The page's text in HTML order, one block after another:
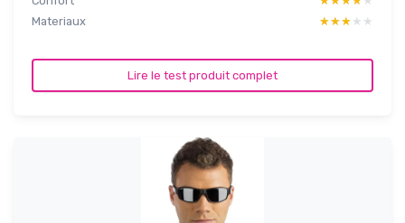
Materiaux
★★★★★
★★★★★
Lire le test produit complet